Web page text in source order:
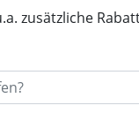
zusätzliche